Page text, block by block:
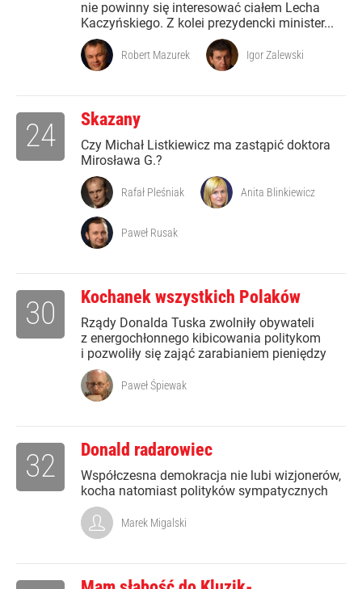
nie powinny się interesować ciałem Lecha
Kaczyńskiego. Z kolei prezydencki minister...
Robert Mazurek Igor Zalewski
Skazany
Czy Michał Listkiewicz ma zastąpić doktora
Mirosława G.?
24
Rafał Pleśniak Anita Blinkiewicz
Paweł Rusak
Kochanek wszystkich Polaków
Rządy Donalda Tuska zwolniły obywateli
z energochłonnego kibicowania politykom
i pozwoliły się zająć zarabianiem pieniędzy
30
Paweł Śpiewak
Donald radarowiec
Współczesna demokracja nie lubi wizjonerów,
kocha natomiast polityków sympatycznych
32
Marek Migalski